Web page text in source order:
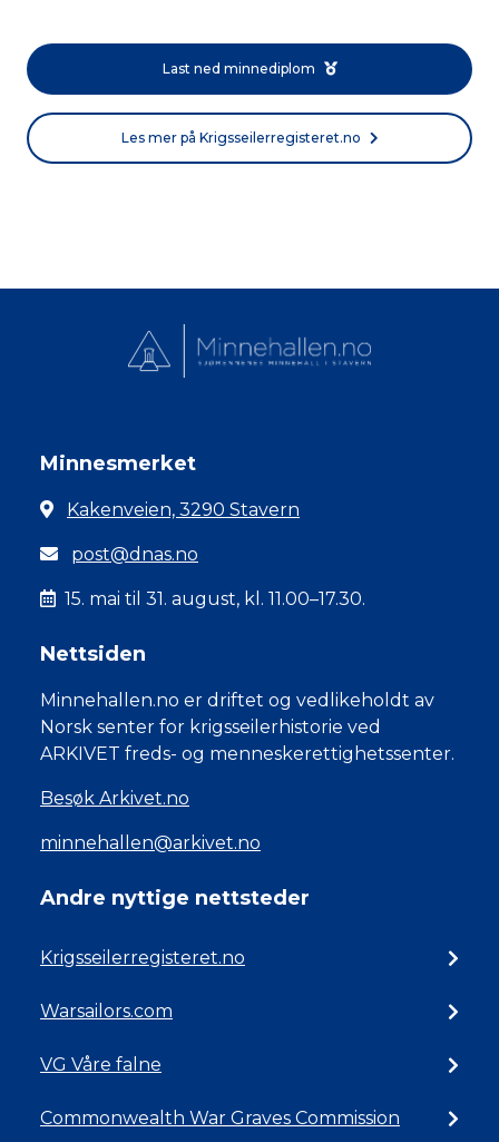
Last ned minnediplom
Les mer på Krigsseilerregisteret.no
Minnesmerket
Kakenveien, 3290 Stavern
post@dnas.no
15. mai til 31. august, kl. 11.00–17.30.
Nettsiden
Minnehallen.no er driftet og vedlikeholdt av
Norsk senter for krigsseilerhistorie ved
ARKIVET freds- og menneskerettighetssenter.
Besøk Arkivet.no
minnehallen@arkivet.no
Andre nyttige nettsteder
Krigsseilerregisteret.no
Warsailors.com
VG Våre falne
Commonwealth War Graves Commission